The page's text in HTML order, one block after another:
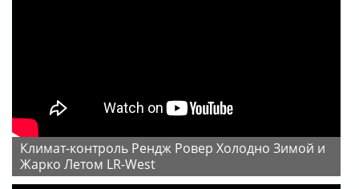
Климат-контроль Рендж Ровер Холодно Зимой и
Жарко Летом LR-West